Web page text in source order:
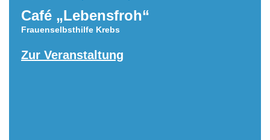
Café „Lebensfroh“
Frauenselbsthilfe Krebs
Zur Veranstaltung